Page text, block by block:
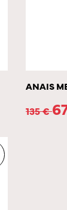
ANAIS
135€